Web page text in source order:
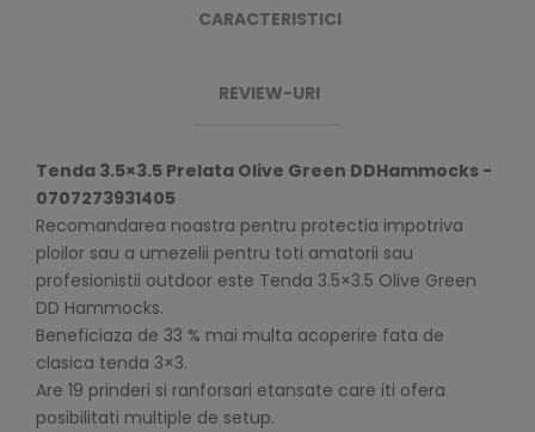
CARACTERISTICI
REVIEW-URI
Tenda 3.5×3.5 Prelata Olive Green DDHammocks -
0707273931405
Recomandarea noastra pentru protectia impotriva
ploilor sau a umezelii pentru toti amatorii sau
profesionistii outdoor este Tenda 3.5×3.5 Olive Green
DD Hammocks.
Beneficiaza de 33 % mai multa acoperire fata de
clasica tenda 3×3.
Are 19 prinderi si ranforsari etansate care iti ofera
posibilitati multiple de setup.